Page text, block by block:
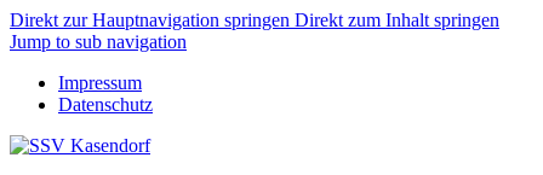
Direkt zur Hauptnavigation springen Direkt zum Inhalt springen
Jump to sub navigation
Impressum
Datenschutz